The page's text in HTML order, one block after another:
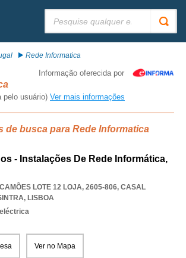
Rede Informatica
Informação oferecida por
pelo usuário) Ver mais informações
de busca para Rede Informatica
- Instalações De Rede Informática,
LOTE 12 LOJA, 2605-806, CASAL
, LISBOA
Ver no Mapa